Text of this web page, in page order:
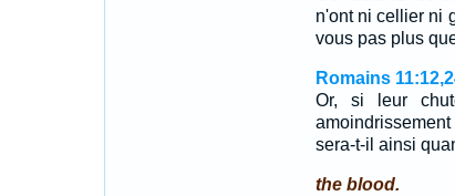
n'ont ni cellier ni
vous pas plus
Romains
Or, si leur
sera-t-il ainsi
the blood.